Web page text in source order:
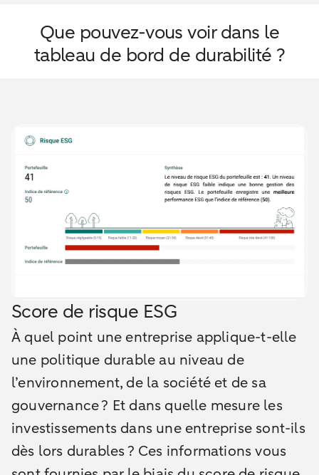
Que pouvez-vous voir dans le
tableau de bord de durabilité ?
Score de risque ESG
À quel point une entreprise applique-t-elle
une politique durable au niveau de
l’environnement, de la société et de sa
gouvernance ? Et dans quelle mesure les
investissements dans une entreprise sont-ils
dès lors durables ? Ces informations vous